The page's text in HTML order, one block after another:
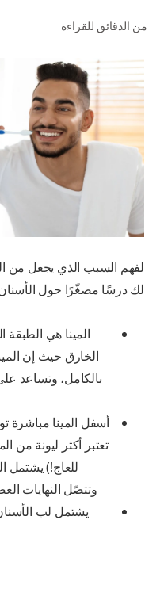
من الدقائق للقراءة
لفهم السبب الذي يجعل من
لك درسًا مصغّرًا حول
المينا هي
الخارق حيث إن
بالكامل، وتساعد
أسفل المينا مباشرة
تعتبر أكثر ليونة من
للعاج!) يشتمل
وتتصّل النهايات
يشتمل لب